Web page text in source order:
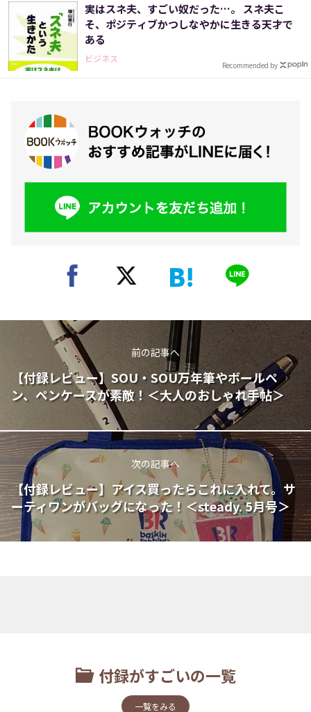
実はスネ夫、すごい奴だった…。 スネ夫こ
そ、ポジティブかつしなやかに生きる天才で
ある
ビジネス
Recommended by
前の記事へ
【付録レビュー】SOU・SOU万年筆やボールペ
ン、ペンケースが素敵！＜大人のおしゃれ手帖＞
次の記事へ
【付録レビュー】アイス買ったらこれに入れて。サ
ーティワンがバッグになった！＜steady. 5月号＞
付録がすごいの一覧
一覧をみる